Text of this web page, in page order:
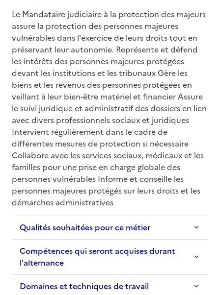
Le Mandataire judiciaire à la protection des majeurs
assure la protection des personnes majeures
vulnérables dans l'exercice de leurs droits tout en
préservant leur autonomie. Représente et défend
les intérêts des personnes majeures protégées
devant les institutions et les tribunaux Gère les
biens et les revenus des personnes protégées en
veillant à leur bien-être matériel et financier Assure
le suivi juridique et administratif des dossiers en lien
avec divers professionnels sociaux et juridiques
Intervient régulièrement dans le cadre de
différentes mesures de protection si nécessaire
Collabore avec les services sociaux, médicaux et les
familles pour une prise en charge globale des
personnes vulnérables Informe et conseille les
personnes majeures protégés sur leurs droits et les
démarches administratives
Qualités souhaitées pour ce métier
Compétences qui seront acquises durant
l'alternance
Domaines et techniques de travail